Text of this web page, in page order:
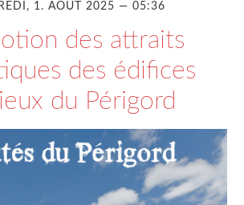
1. AOÛT 2025 — 05:36
des attraits
des édifices
du Périgord